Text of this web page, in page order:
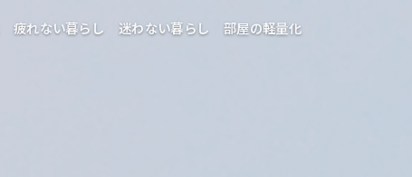
疲れない暮らし 迷わない暮らし 部屋の軽量化